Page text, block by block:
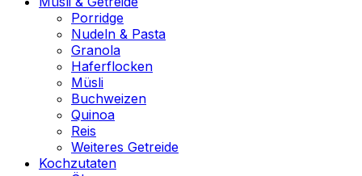
Porridge
Nudeln & Pasta
Granola
Haferflocken
Müsli
Buchweizen
Quinoa
Reis
Weiteres Getreide
Kochzutaten